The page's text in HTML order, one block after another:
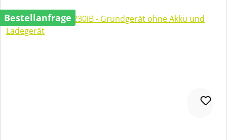
Bestellanfrage